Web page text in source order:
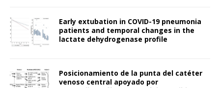
Early extubation in COVID-19 pneumonia
patients and temporal changes in the
lactate dehydrogenase profile
Posicionamiento de la punta del catéter
venoso central apoyado por